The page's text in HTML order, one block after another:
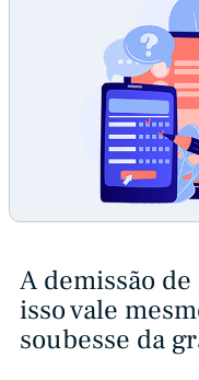
A demissão
isso vale
soubesse da